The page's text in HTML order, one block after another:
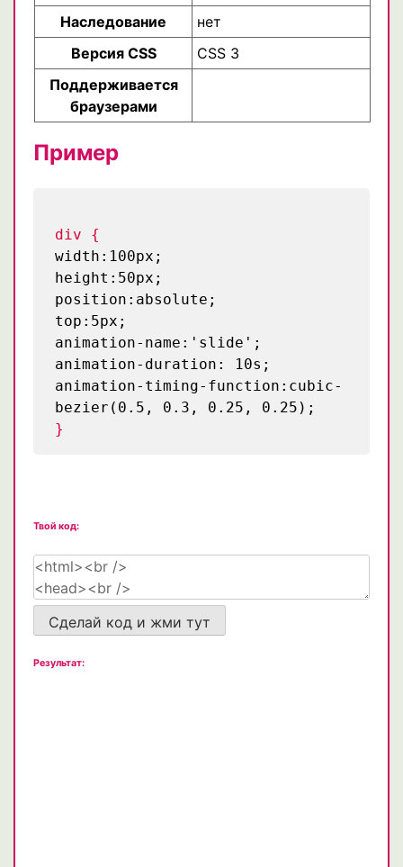
Наследование
нет
Версия CSS
CSS 3
Поддерживается
браузерами
Пример
div {
width:100px;
height:50px;
position:absolute;
top:5px;
animation-name:'slide';
animation-duration: 10s;
animation-timing-function:cubic-
bezier(0.5, 0.3, 0.25, 0.25);
}
Твой код:
Сделай код и жми тут
Результат: